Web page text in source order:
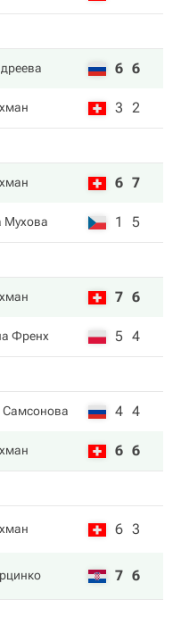
6 6
3 2
6 7
Мухова 1 5
7 6
Френх 5 4
4 4
6 6
6 3
7 6